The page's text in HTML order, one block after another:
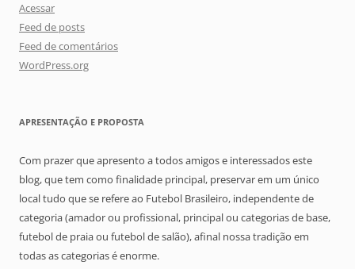
Acessar
Feed de posts
Feed de comentários
WordPress.org
APRESENTAÇÃO E PROPOSTA
Com prazer que apresento a todos amigos e interessados este
blog, que tem como finalidade principal, preservar em um único
local tudo que se refere ao Futebol Brasileiro, independente de
categoria (amador ou profissional, principal ou categorias de base,
futebol de praia ou futebol de salão), afinal nossa tradição em
todas as categorias é enorme.